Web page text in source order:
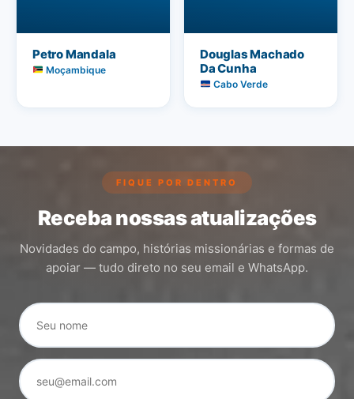
Petro Mandala
Moçambique
Douglas Machado
Da Cunha
Cabo Verde
FIQUE POR DENTRO
Receba nossas atualizações
Novidades do campo, histórias missionárias e formas de
apoiar — tudo direto no seu email e WhatsApp.